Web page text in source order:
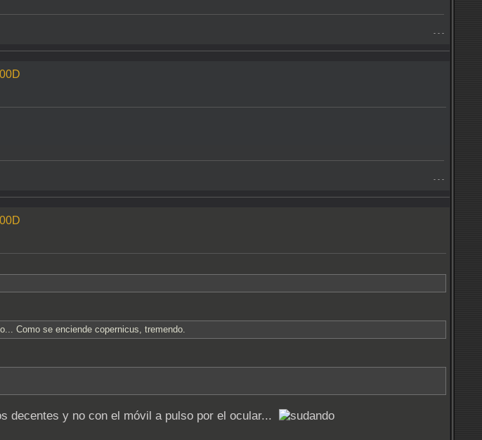
- - -
- - -
Como se enciende copernicus, tremendo.
decentes y no con el móvil a pulso por el ocular...